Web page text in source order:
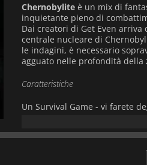
Chernobylite è un mix di
inquietante pieno di
Dai creatori di Get Even
centrale nucleare di
le indagini, è necessario
agguato nelle profondità della
Caratteristiche
Un Survival Game - vi farete
di Chernobyl per
prestare attenzione per
determina sia il vostro
per pianificare, ma gli